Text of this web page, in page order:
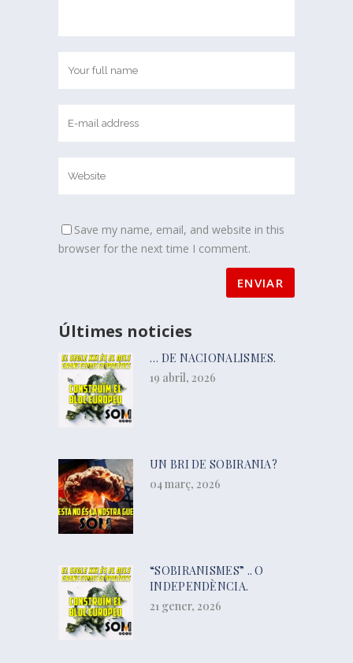
Save my name, email, and website in this
browser for the next time I comment.
Últimes noticies
… DE NACIONALISMES.
19 abril, 2026
UN BRI DE SOBIRANIA?
04 març, 2026
“SOBIRANISMES” .. O
INDEPENDÈNCIA.
21 gener, 2026